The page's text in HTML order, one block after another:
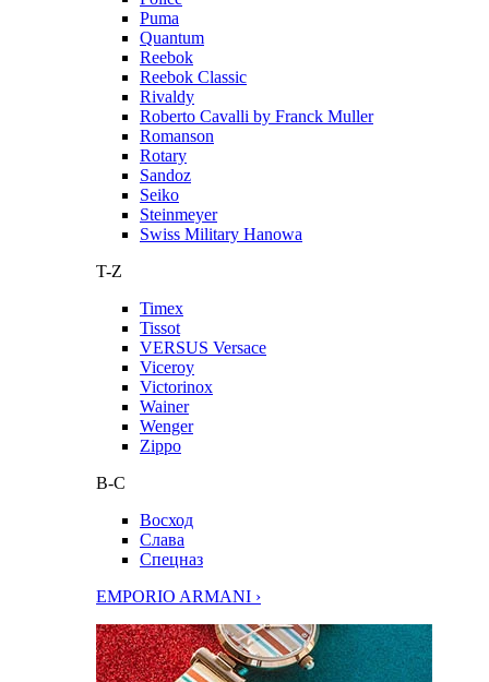
Puma
Quantum
Reebok
Reebok Classic
Rivaldy
Roberto Cavalli by Franck Muller
Romanson
Rotary
Sandoz
Seiko
Steinmeyer
Swiss Military Hanowa
T-Z
Timex
Tissot
VERSUS Versace
Viceroy
Victorinox
Wainer
Wenger
Zippo
В-С
Восход
Слава
Спецназ
EMPORIO ARMANI ›